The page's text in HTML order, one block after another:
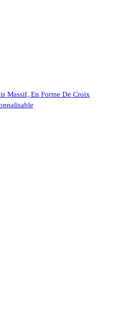
Massif, En Forme De Croix